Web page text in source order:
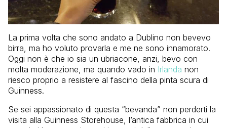
La prima volta che sono andato a Dublino non bevevo
birra, ma ho voluto provarla e me ne sono innamorato.
Oggi non è che io sia un ubriacone, anzi, bevo con
molta moderazione, ma quando vado in Irlanda non
riesco proprio a resistere al fascino della pinta scura di
Guinness.
Se sei appassionato di questa “bevanda” non perderti la
visita alla Guinness Storehouse, l’antica fabbrica in cui